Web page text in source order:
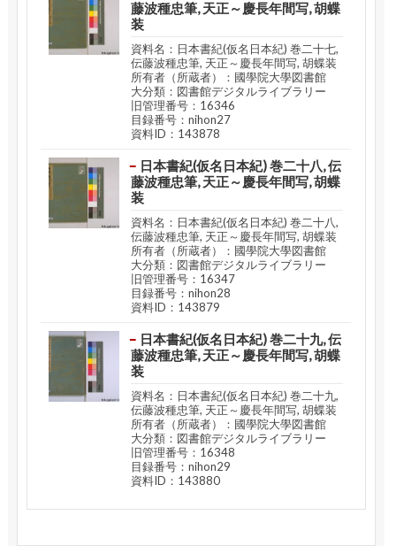
藤波種忠筆, 天正～慶長年間写, 胡蝶
装
資料名：日本書紀(仮名日本紀) 巻二十七,
伝藤波種忠筆, 天正～慶長年間写, 胡蝶装
所有者（所蔵者）：國學院大學図書館
大分類：図書館デジタルライブラリー
旧管理番号：16346
目録番号：nihon27
資料ID：143878
日本書紀(仮名日本紀) 巻二十八, 伝
藤波種忠筆, 天正～慶長年間写, 胡蝶
装
資料名：日本書紀(仮名日本紀) 巻二十八,
伝藤波種忠筆, 天正～慶長年間写, 胡蝶装
所有者（所蔵者）：國學院大學図書館
大分類：図書館デジタルライブラリー
旧管理番号：16347
目録番号：nihon28
資料ID：143879
日本書紀(仮名日本紀) 巻二十九, 伝
藤波種忠筆, 天正～慶長年間写, 胡蝶
装
資料名：日本書紀(仮名日本紀) 巻二十九,
伝藤波種忠筆, 天正～慶長年間写, 胡蝶装
所有者（所蔵者）：國學院大學図書館
大分類：図書館デジタルライブラリー
旧管理番号：16348
目録番号：nihon29
資料ID：143880